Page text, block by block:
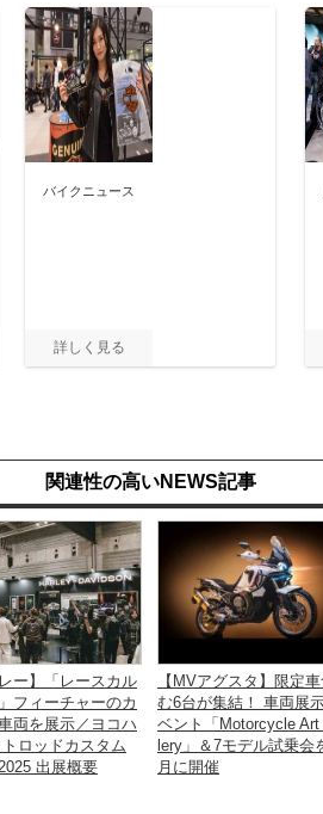
バイクニュース
関連性の高いNEWS記事
レー】「レースカル
フィーチャーのカ
両を展示／ヨコハ
ロッドカスタム
出展概要
【MVアグスタ】限定
む6台が集結！ 車両展
ベント「Motorcycle Art
lery」＆7モデル試乗会
月に開催